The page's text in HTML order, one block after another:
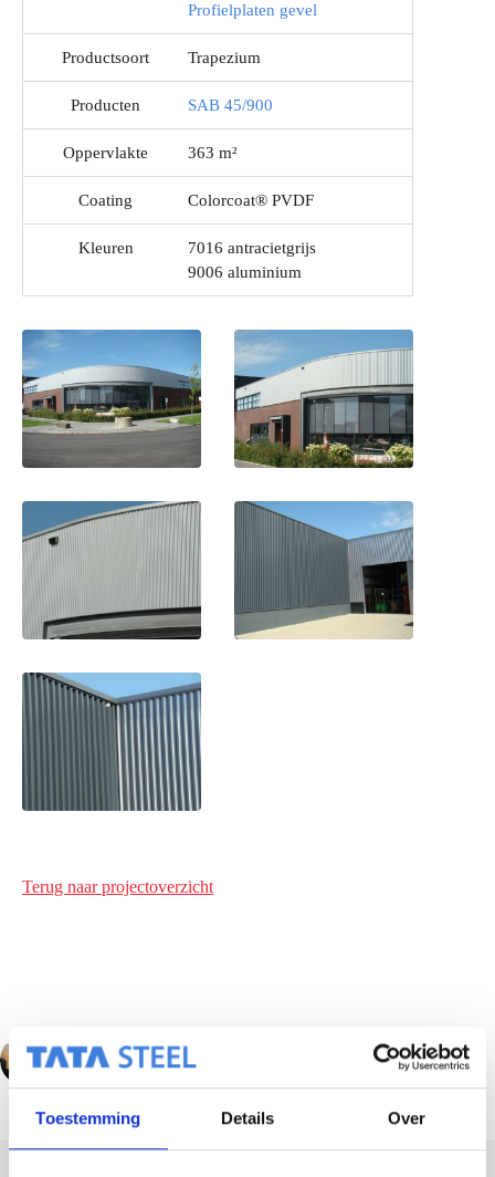
Toestemming Details Over
Profielplaten gevel
Productsoort Trapezium
Producten SAB 45/900
Oppervlakte 363 m²
Coating Colorcoat® PVDF
Kleuren
7016 antracietgrijs
9006 aluminium
Terug naar projectoverzicht
VORIGE